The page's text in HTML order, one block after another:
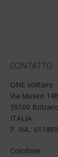
CONTATTO
ONE solitaire
Via Museo
39100
ITALIA
P. IVA.:
Colofone